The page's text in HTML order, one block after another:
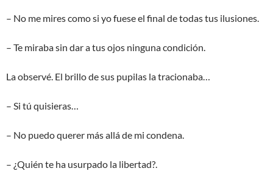
– No me mires como si yo fuese el final de todas tus ilusiones.
– Te miraba sin dar a tus ojos ninguna condición.
La observé. El brillo de sus pupilas la tracionaba…
– Si tú quisieras…
– No puedo querer más allá de mi condena.
– ¿Quién te ha usurpado la libertad?.